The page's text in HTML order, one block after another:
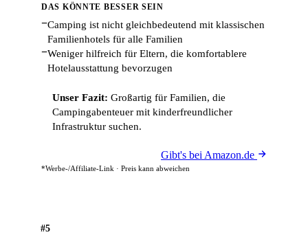
DAS KÖNNTE BESSER SEIN
−Camping ist nicht gleichbedeutend mit klassischen
Familienhotels für alle Familien
−Weniger hilfreich für Eltern, die komfortablere
Hotelausstattung bevorzugen
Unser Fazit: Großartig für Familien, die
Campingabenteuer mit kinderfreundlicher
Infrastruktur suchen.
Gibt's bei Amazon.de
*Werbe-/Affiliate-Link · Preis kann abweichen
#5